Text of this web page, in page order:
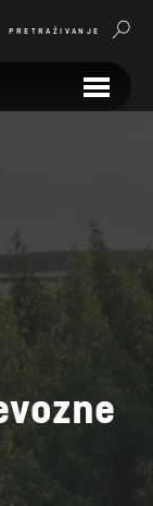
PRETRAŽIVANJE